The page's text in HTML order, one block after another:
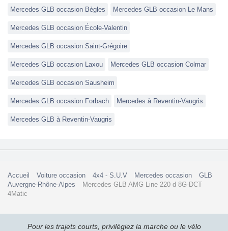
Mercedes GLB occasion Bègles Mercedes GLB occasion Le Mans
Mercedes GLB occasion École-Valentin
Mercedes GLB occasion Saint-Grégoire
Mercedes GLB occasion Laxou Mercedes GLB occasion Colmar
Mercedes GLB occasion Sausheim
Mercedes GLB occasion Forbach Mercedes à Reventin-Vaugris
Mercedes GLB à Reventin-Vaugris
Accueil Voiture occasion 4x4 - S.U.V Mercedes occasion
GLB
Auvergne-Rhône-Alpes
Mercedes GLB AMG Line 220 d 8G-DCT
4Matic
Pour les trajets courts, privilégiez la marche ou le vélo